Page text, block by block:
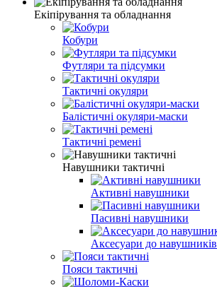
Екіпірування та обладнання
Кобури
Футляри та підсумки
Тактичні окуляри
Балістичні окуляри-маски
Тактичні ремені
Навушники тактичні
Активні навушники
Пасивні навушники
Аксесуари до навушників
Пояси тактичні